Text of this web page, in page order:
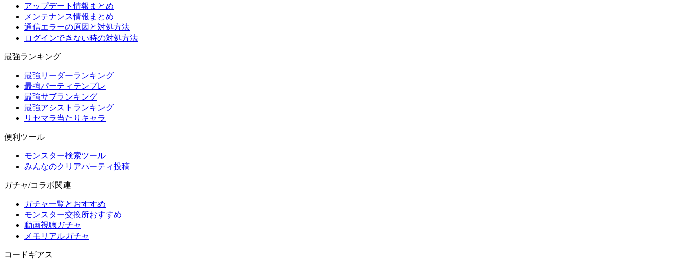
アップデート情報まとめ
メンテナンス情報まとめ
通信エラーの原因と対処方法
ログインできない時の対処方法
最強ランキング
最強リーダーランキング
最強パーティテンプレ
最強サブランキング
最強アシストランキング
リセマラ当たりキャラ
便利ツール
モンスター検索ツール
みんなのクリアパーティ投稿
ガチャ/コラボ関連
ガチャ一覧とおすすめ
モンスター交換所おすすめ
動画視聴ガチャ
メモリアルガチャ
コードギアス